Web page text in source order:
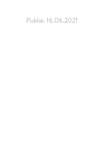
Publié: 16.06.2021